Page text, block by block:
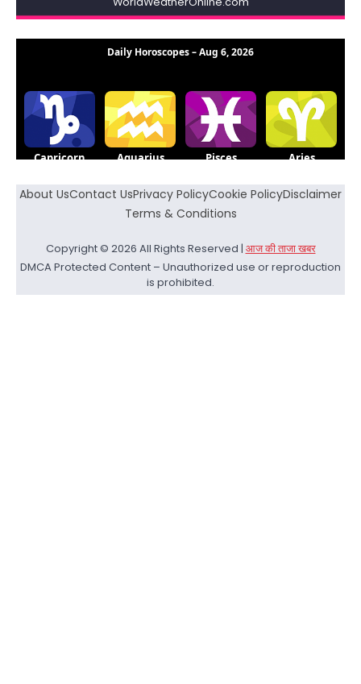
About UsContact UsPrivacy PolicyCookie PolicyDisclaimer
Terms & Conditions
Copyright © 2026 All Rights Reserved | आज की ताजा खबर
DMCA Protected Content – Unauthorized use or reproduction
is prohibited.